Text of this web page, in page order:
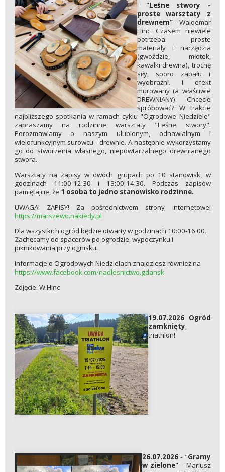
- "Leśne stwory -
proste warsztaty z
drewnem”- Waldemar
Hinc. Czasem niewiele
potrzeba: proste
materiały i narzędzia
(gwoździe, młotek,
kawałki drewna), trochę
siły, sporo zapału i
wyobraźni. I efekt
murowany (a właściwie
DREWNIANY). Chcecie
spróbować? W trakcie
najbliższego spotkania w ramach cyklu "Ogrodowe Niedziele"
zapraszamy na rodzinne warsztaty "Leśne stwory".
Porozmawiamy o naszym ulubionym, odnawialnym i
wielofunkcyjnym surowcu - drewnie. A następnie wykorzystamy
go do stworzenia własnego, niepowtarzalnego drewnianego
stwora.
Warsztaty na zapisy w dwóch grupach po 10 stanowisk, w
godzinach 11:00-12:30 i 13:00-14:30. Podczas zapisów
pamiętajcie, że 1 osoba to jedno stanowisko rodzinne.
UWAGA! ZAPISY! Za pośrednictwem strony internetowej
https://marszewo.nakiedy.pl
Dla wszystkich ogród będzie otwarty w godzinach 10:00-16:00.
Zachęcamy do spacerów po ogrodzie, wypoczynku i
piknikowania przy ognisku.
Informacje o Ogrodowych Niedzielach znajdziesz również na
https://www.facebook.com/nadlesnictwo.gdansk
Zdjęcie: W.Hinc
19.07.2026 Ogród
zamknięty,
triathlon!
26.07.2026 - "Gramy
w zielone" - Mariusz